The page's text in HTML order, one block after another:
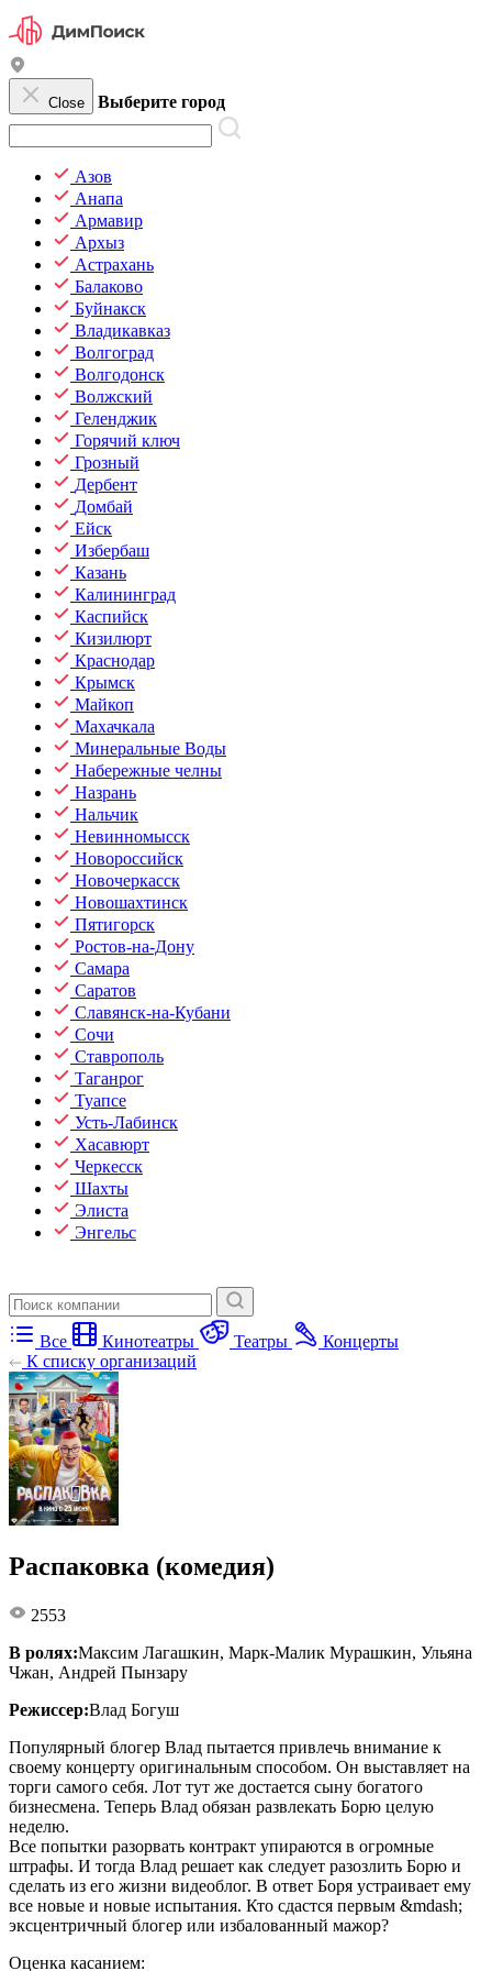
Close Выберите город
Азов
Анапа
Армавир
Архыз
Астрахань
Балаково
Буйнакск
Владикавказ
Волгоград
Волгодонск
Волжский
Геленджик
Горячий ключ
Грозный
Дербент
Домбай
Ейск
Избербаш
Казань
Калининград
Каспийск
Кизилюрт
Краснодар
Крымск
Майкоп
Махачкала
Минеральные Воды
Набережные челны
Назрань
Нальчик
Невинномысск
Новороссийск
Новочеркасск
Новошахтинск
Пятигорск
Ростов-на-Дону
Самара
Саратов
Славянск-на-Кубани
Сочи
Ставрополь
Таганрог
Туапсе
Усть-Лабинск
Хасавюрт
Черкесск
Шахты
Элиста
Энгельс
Все Кинотеатры Театры
Концерты
К списку организаций
Распаковка (комедия)
2553
В ролях:Максим Лагашкин, Марк-Малик Мурашкин, Ульяна
Чжан, Андрей Пынзару
Режиссер:Влад Богуш
Популярный блогер Влад пытается привлечь внимание к
своему концерту оригинальным способом. Он выставляет на
торги самого себя. Лот тут же достается сыну богатого
бизнесмена. Теперь Влад обязан развлекать Борю целую
неделю.
Все попытки разорвать контракт упираются в огромные
штрафы. И тогда Влад решает как следует разозлить Борю и
сделать из его жизни видеоблог. В ответ Боря устраивает ему
все новые и новые испытания. Кто сдастся первым &mdash;
эксцентричный блогер или избалованный мажор?
Оценка касанием: